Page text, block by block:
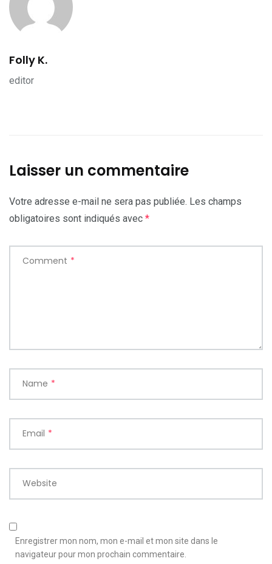
Folly K.
editor
Laisser un commentaire
Votre adresse e-mail ne sera pas publiée. Les champs
obligatoires sont indiqués avec *
Comment *
Name *
Email *
Website
Enregistrer mon nom, mon e-mail et mon site dans le
navigateur pour mon prochain commentaire.